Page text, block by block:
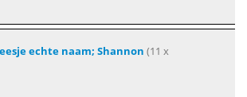
echte naam; Shannon (11 x